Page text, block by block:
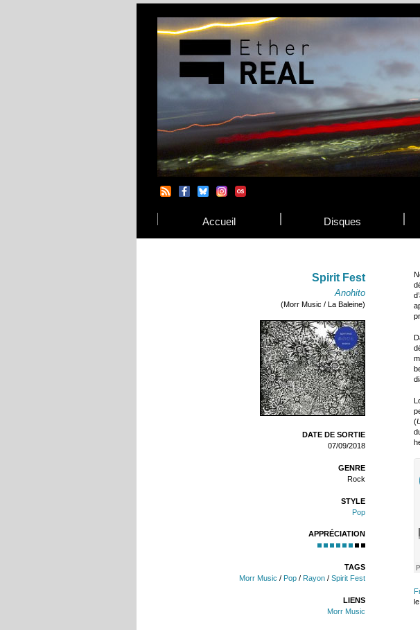
Accueil Disques
Spirit Fest
Anohito
(Morr Music / La Baleine)
DATE DE SORTIE
07/09/2018
GENRE
Rock
STYLE
Pop
APPRÉCIATION
TAGS
Morr Music / Pop / Rayon / Spirit Fest
LIENS
Morr Music
(